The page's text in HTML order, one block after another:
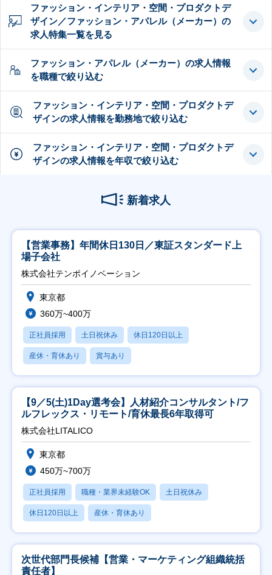
ファッション・インテリア・空間・プロダクトデ
ザイン／ファッション・アパレル（メーカー）の
求人特集一覧を見る
ファッション・アパレル（メーカー）の求人情報
を職種で絞り込む
ファッション・インテリア・空間・プロダクトデ
ザインの求人情報を勤務地で絞り込む
ファッション・インテリア・空間・プロダクトデ
ザインの求人情報を年収で絞り込む
新着求人
【営業事務】年間休日130日／東証スタンダード上
場子会社
株式会社テンポイノベーション
東京都
360万~400万
正社員採用 土日祝休み 休日120日以上
産休・育休あり 賞与あり
【9／5(土)1Day選考会】人材紹介コンサルタント/フ
ルフレックス・リモート/育休最長6年取得可
株式会社LITALICO
東京都
450万~700万
正社員採用 職種・業界未経験OK 土日祝休み
休日120日以上 産休・育休あり
次世代部門長候補【営業・マーケティング組織統括
責任者】